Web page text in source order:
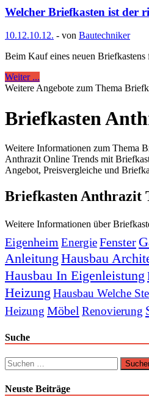
Welcher Briefkasten ist der
10.12.10.12. - von Bautechniker
Beim Kauf eines neuen
Weiter ...
Weitere Angebote zum Thema
Briefkasten
Weitere Informationen zum Thema
Anthrazit Online Trends mit
Angebot, Preisvergleiche und
Briefkasten Anthrazit
Weitere Informationen über
Eigenheim EnergieFenster
Anleitung Hausbau
Hausbau In Eigenleistung
Heizung Hausbau Welche
Heizung Möbel Renovierung
Suche
Suchen
nach:
Neuste Beiträge